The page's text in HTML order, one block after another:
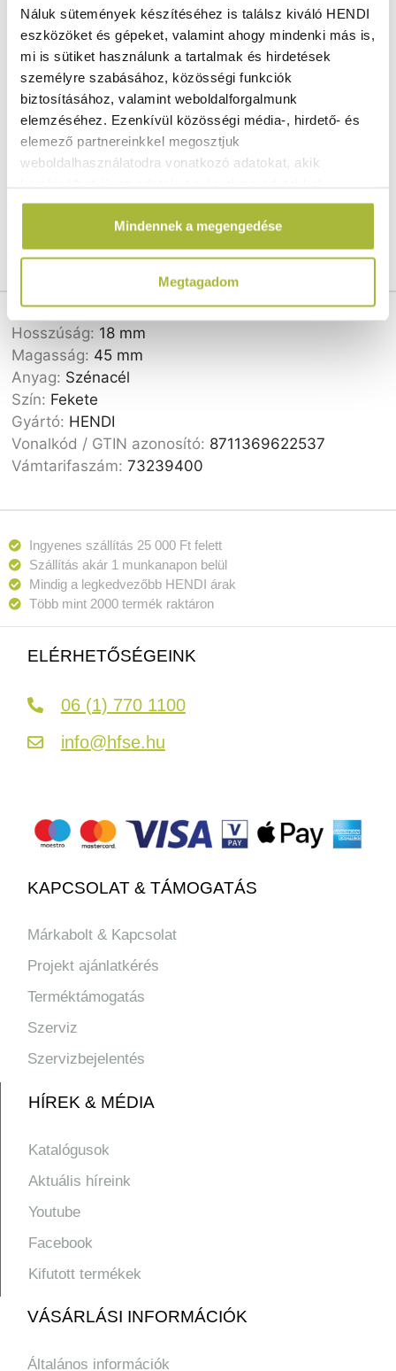
Náluk sütemények készítéséhez is találsz kiváló HENDI
eszközöket és gépeket, valamint ahogy mindenki más is,
mi is sütiket használunk a tartalmak és hirdetések
személyre szabásához, közösségi funkciók
biztosításához, valamint weboldalforgalmunk
elemzéséhez. Ezenkívül közösségi média-, hirdető- és
elemező partnereinkkel megosztjuk
weboldalhasználatodra vonatkozó adatokat, akik
amelyeket Te adtál meg számukra vagy az általad
használt más szolgáltatásokból gyűjtöttek.
Mindennek a megengedése
Megtagadom
elektromos tűzhelyekhez.
A HENDI zománcozott lábas a funkcionalitást és
a megjelenést ötvözi egy tartós darabban.
Zománcozott felülete sima, könnyen tisztítható
felületet biztosít, így főzéshez és tálaláshoz
egyaránt alkalmas. Kompatibilis a gáz-, kerámia-
és elektromos tűzhelyekkel, és mosogatógépben
Cikkszám:622537
Hosszúság: 18 mm
Magasság: 45 mm
Anyag: Szénacél
Szín: Fekete
Gyártó: HENDI
Vonalkód / GTIN azonosító: 8711369622537
Vámtarifaszám:73239400
Ingyenes szállítás 25 000 Ft felett
Szállítás akár 1 munkanapon belül
Mindig a legkedvezőbb HENDI árak
Több mint 2000 termék raktáron
ELÉRHETŐSÉGEINK
06 (1) 770 1100
info@hfse.hu
KAPCSOLAT & TÁMOGATÁS
Márkabolt & Kapcsolat
Projekt ajánlatkérés
Terméktámogatás
Szerviz
Szervizbejelentés
HÍREK & MÉDIA
Katalógusok
Aktuális híreink
Youtube
Facebook
Kifutott termékek
VÁSÁRLÁSI INFORMÁCIÓK
Általános információk